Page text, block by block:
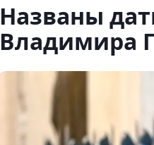
Названы
Владимира